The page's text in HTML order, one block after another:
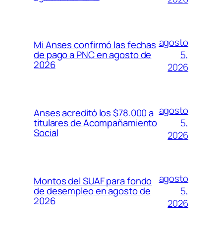
Mi Anses confirmó las fechas
de pago a PNC en agosto de
2026
agosto
5,
2026
Anses acreditó los $78.000 a
titulares de Acompañamiento
Social
agosto
5,
2026
Montos del SUAF para fondo
de desempleo en agosto de
2026
agosto
5,
2026